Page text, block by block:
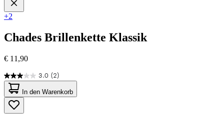
+2
Chades Brillenkette Klassik
€ 11,90
3.0 (2)
3.0
von
5
Sternen.
2
In den Warenkorb